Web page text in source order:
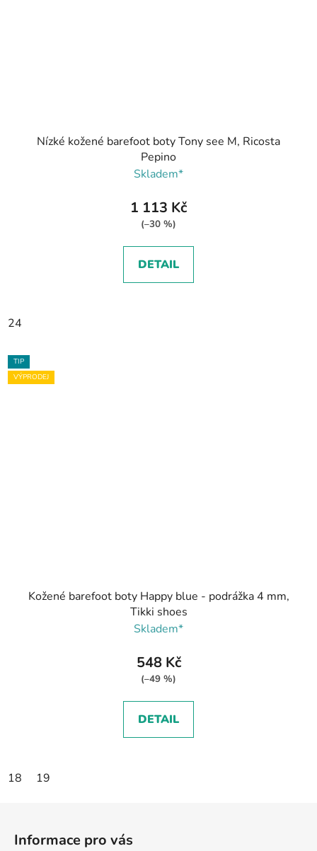
Nízké kožené barefoot boty Tony see M, Ricosta
Pepino
Skladem*
1 113 Kč
(–30 %)
DETAIL
24
TIP
VÝPRODEJ
Kožené barefoot boty Happy blue - podrážka 4 mm,
Tikki shoes
Skladem*
548 Kč
(–49 %)
DETAIL
18 19
Informace pro vás